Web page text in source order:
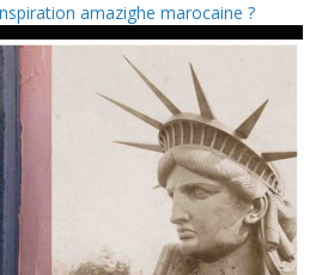
amazighe marocaine ?